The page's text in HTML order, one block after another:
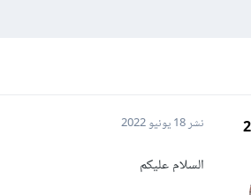
نشر18 يونيو 2022
السلام عليكم